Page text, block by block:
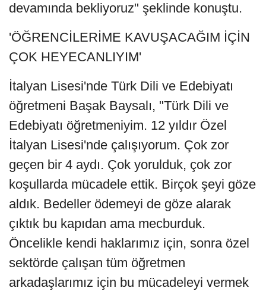
devamında bekliyoruz" şeklinde konuştu.
'ÖĞRENCİLERİME KAVUŞACAĞIM İÇİN
ÇOK HEYECANLIYIM'
İtalyan Lisesi'nde Türk Dili ve Edebiyatı
öğretmeni Başak Baysalı, "Türk Dili ve
Edebiyatı öğretmeniyim. 12 yıldır Özel
İtalyan Lisesi'nde çalışıyorum. Çok zor
geçen bir 4 aydı. Çok yorulduk, çok zor
koşullarda mücadele ettik. Birçok şeyi göze
aldık. Bedeller ödemeyi de göze alarak
çıktık bu kapıdan ama mecburduk.
Öncelikle kendi haklarımız için, sonra özel
sektörde çalışan tüm öğretmen
arkadaşlarımız için bu mücadeleyi vermek